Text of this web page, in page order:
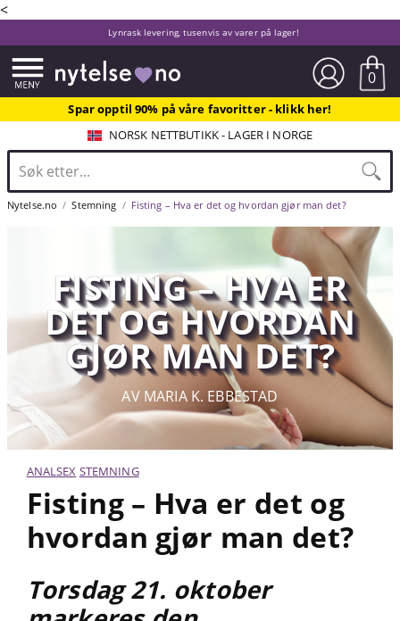
<
Lynrask levering, tusenvis av varer på lager!
0
Spar opptil 90% på våre favoritter - klikk her!
NORSK NETTBUTIKK - LAGER I NORGE
Nytelse.no Stemning Fisting – Hva er det og hvordan gjør man det?
FISTING – HVA ER
DET OG HVORDAN
GJØR MAN DET?
AV MARIA K. EBBESTAD
ANALSEX STEMNING
Fisting – Hva er det og
hvordan gjør man det?
Torsdag 21. oktober